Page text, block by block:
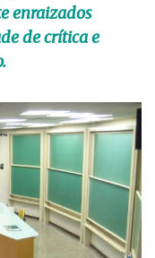
enraizados
de crítica e